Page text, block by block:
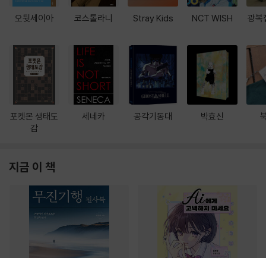
오뒷세이아
포켓몬 생태도
감
코스톨라니
세네카
Stray Kids
공각기동대
NCT WISH
박효신
광복
지금 이 책